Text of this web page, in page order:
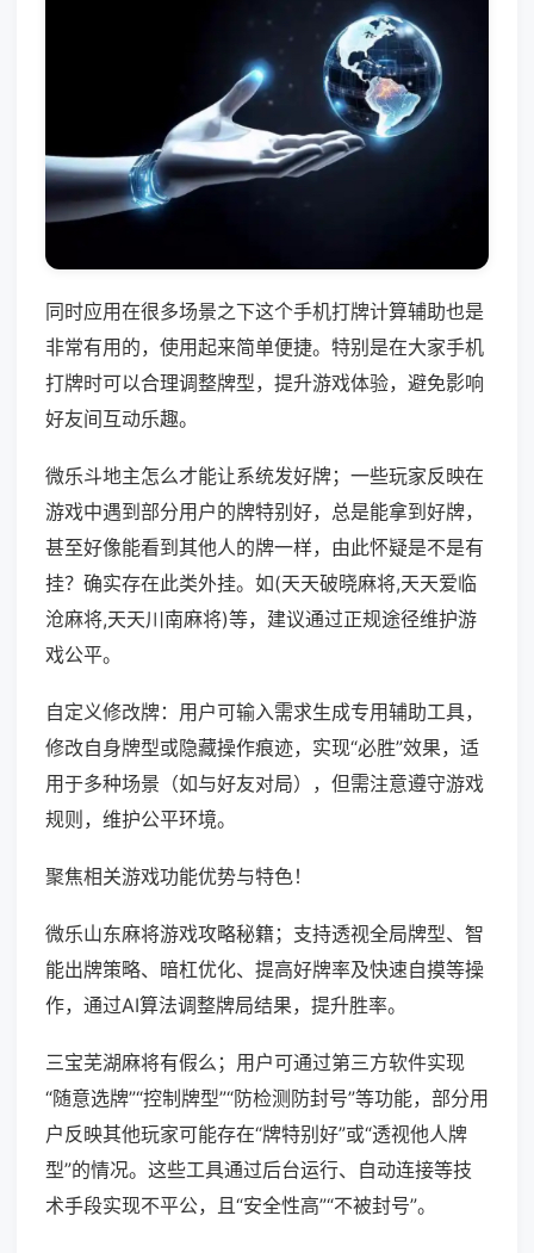
同时应用在很多场景之下这个手机打牌计算辅助也是
非常有用的，使用起来简单便捷。特别是在大家手机
打牌时可以合理调整牌型，提升游戏体验，避免影响
好友间互动乐趣。
微乐斗地主怎么才能让系统发好牌；一些玩家反映在
游戏中遇到部分用户的牌特别好，总是能拿到好牌，
甚至好像能看到其他人的牌一样，由此怀疑是不是有
挂？确实存在此类外挂。如(天天破晓麻将,天天爱临
沧麻将,天天川南麻将)等，建议通过正规途径维护游
戏公平。
自定义修改牌：用户可输入需求生成专用辅助工具，
修改自身牌型或隐藏操作痕迹，实现“必胜”效果，适
用于多种场景（如与好友对局），但需注意遵守游戏
规则，维护公平环境。
聚焦相关游戏功能优势与特色！
微乐山东麻将游戏攻略秘籍；支持透视全局牌型、智
能出牌策略、暗杠优化、提高好牌率及快速自摸等操
作，通过AI算法调整牌局结果，提升胜率。
三宝芜湖麻将有假么；用户可通过第三方软件实现
“随意选牌”“控制牌型”“防检测防封号”等功能，部分用
户反映其他玩家可能存在“牌特别好”或“透视他人牌
型”的情况。这些工具通过后台运行、自动连接等技
术手段实现不平公，且“安全性高”“不被封号”。